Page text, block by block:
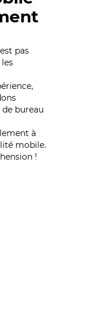
pas
bureau
à
mobile.
!